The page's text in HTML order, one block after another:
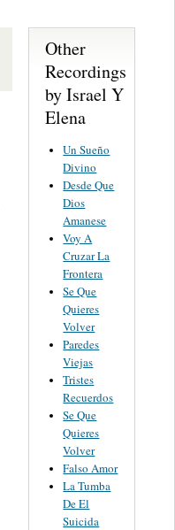
Other
Recordings
by Israel Y
Elena
Un Sueño
Divino
Desde Que
Dios
Amanese
Voy A
Cruzar La
Frontera
Se Que
Quieres
Volver
Paredes
Viejas
Tristes
Recuerdos
Se Que
Quieres
Volver
Falso Amor
La Tumba
De El
Suicida